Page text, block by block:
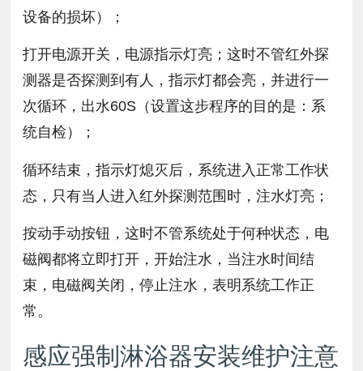
设备的损坏）；
打开电源开关，电源指示灯亮；这时不管红外探
测器是否探测到有人，指示灯都会亮，并进行一
次循环，出水60S（设置这步程序的目的是：系
统自检）；
循环结束，指示灯熄灭后，系统进入正常工作状
态，只有当人进入红外探测范围时，注水灯亮；
按动手动按钮，这时不管系统处于何种状态，电
磁阀都将立即打开，开始注水，当注水时间结
束，电磁阀关闭，停止注水，表明系统工作正
常。
感应强制淋浴器安装维护注意